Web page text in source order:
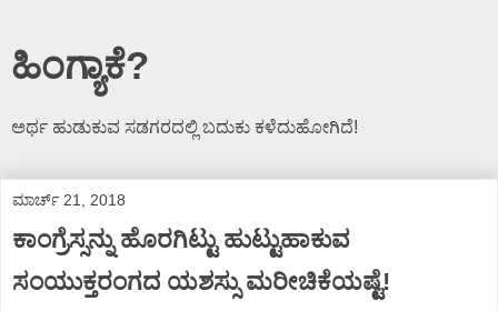
ಹಿಂಗ್ಯಾಕೆ?
ಅರ್ಥ ಹುಡುಕುವ ಸಡಗರದಲ್ಲಿ ಬದುಕು ಕಳೆದುಹೋಗಿದೆ!
ಮಾರ್ಚ್ 21, 2018
ಕಾಂಗ್ರೆಸ್ಸನ್ನು ಹೊರಗಿಟ್ಟು ಹುಟ್ಟುಹಾಕುವ
ಸಂಯುಕ್ತರಂಗದ ಯಶಸ್ಸು ಮರೀಚಿಕೆಯಷ್ಟೆ!